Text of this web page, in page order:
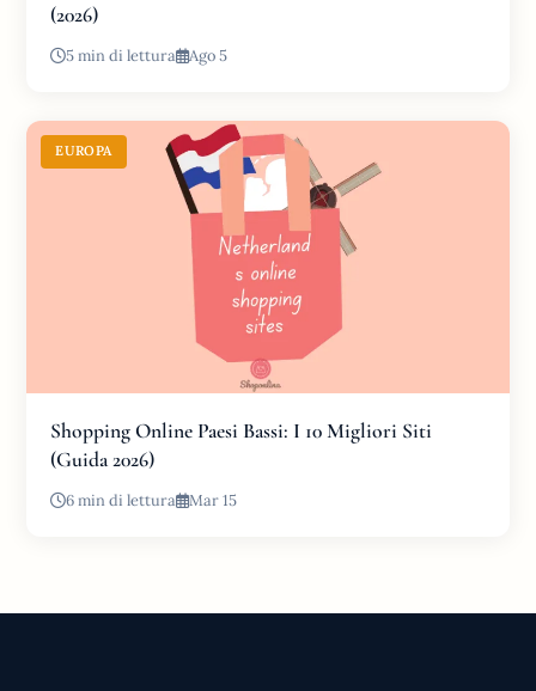
(2026)
5 min di lettura Ago 5
EUROPA
Shopping Online Paesi Bassi: I 10 Migliori Siti
(Guida 2026)
6 min di lettura Mar 15